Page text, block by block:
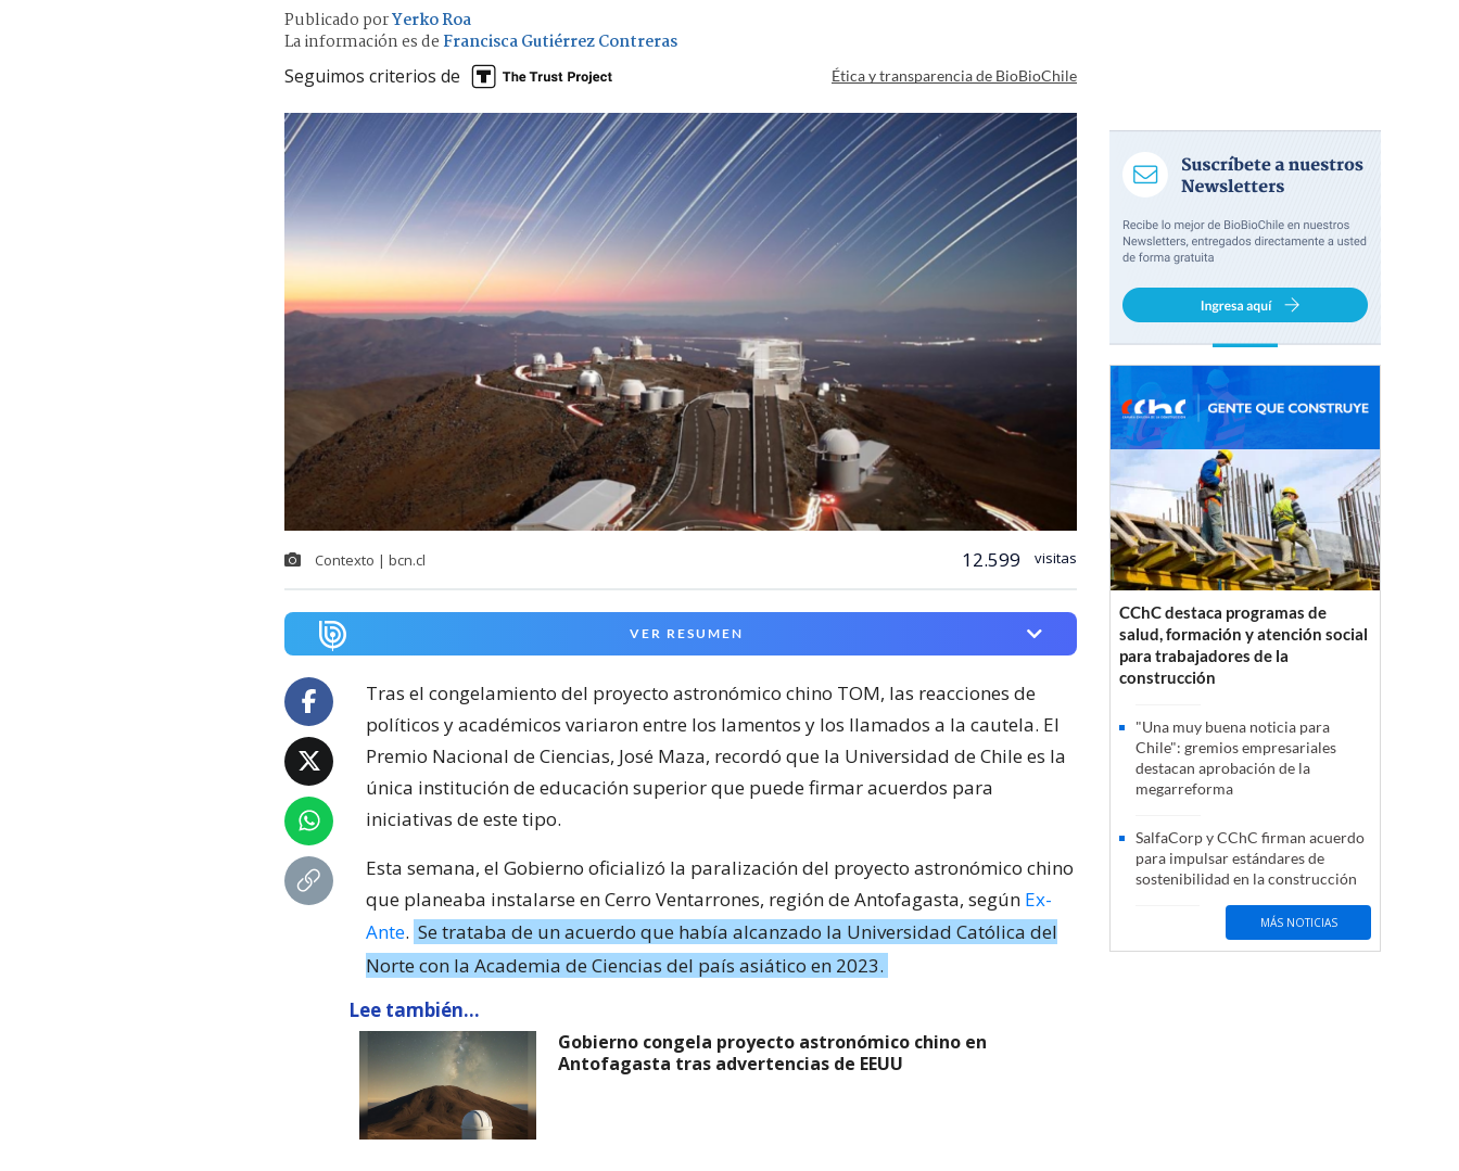
Publicado porYerko Roa
La información es de Francisca Gutiérrez Contreras
Seguimos criterios de Ética y transparencia de BioBioChile
Contexto | bcn.cl 12.599 visitas
VER RESUMEN
Tras el congelamiento del proyecto astronómico chino TOM, las reacciones de
políticos y académicos variaron entre los lamentos y los llamados a la cautela. El
Premio Nacional de Ciencias, José Maza, recordó que la Universidad de Chile es la
única institución de educación superior que puede firmar acuerdos para
iniciativas de este tipo.
Esta semana, el Gobierno oficializó la paralización del proyecto astronómico chino
que planeaba instalarse en Cerro Ventarrones, región de Antofagasta, según Ex-
Ante. Se trataba de un acuerdo que había alcanzado la Universidad Católica del
Norte con la Academia de Ciencias del país asiático en 2023.
Lee también...
Gobierno congela proyecto astronómico chino en
Antofagasta tras advertencias de EEUU
CChC destaca programas de
salud, formación y atención social
para trabajadores de la
construcción
"Una muy buena noticia para
Chile": gremios empresariales
destacan aprobación de la
megarreforma
SalfaCorp y CChC firman acuerdo
para impulsar estándares de
sostenibilidad en la construcción
MÁS NOTICIAS